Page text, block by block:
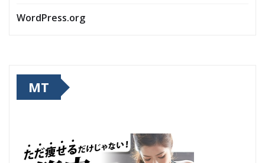
WordPress.org
MT